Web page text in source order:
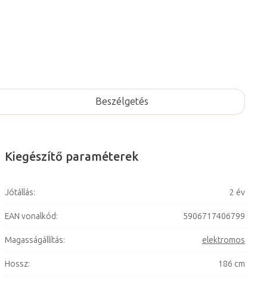
Beszélgetés
Kiegészítő paraméterek
Jótállás: 2 év
EAN vonalkód: 5906717406799
Magasságállítás: elektromos
Hossz: 186 cm